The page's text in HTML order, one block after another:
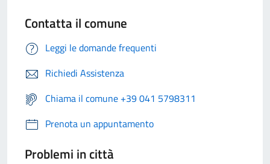
Contatta il comune
Leggi le domande frequenti
Richiedi Assistenza
Chiama il comune +39 041 5798311
Prenota un appuntamento
Problemi in città